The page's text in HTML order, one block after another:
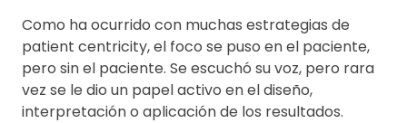
Como ha ocurrido con muchas estrategias de
patient centricity, el foco se puso en el paciente,
pero sin el paciente. Se escuchó su voz, pero rara
vez se le dio un papel activo en el diseño,
interpretación o aplicación de los resultados.